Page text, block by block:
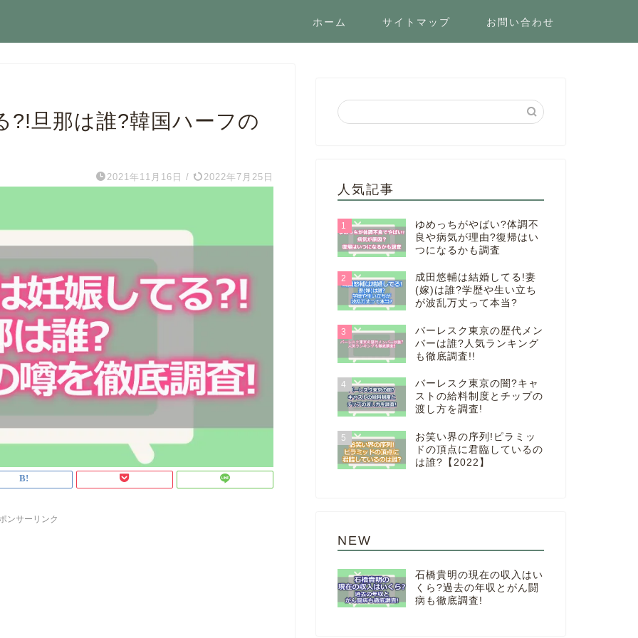
ホーム サイトマップ お問い合わせ
?!旦那は誰?韓国ハーフの
2021年11月16日 / 2022年7月25日
ンサーリンク
人気記事
1
ゆめっちがやばい?体調不
良や病気が理由?復帰はい
つになるかも調査
2
成田悠輔は結婚してる!妻
(嫁)は誰?学歴や生い立ち
が波乱万丈って本当?
3
バーレスク東京の歴代メン
バーは誰?人気ランキング
も徹底調査!!
4
バーレスク東京の闇?キャ
ストの給料制度とチップの
渡し方を調査!
5
お笑い界の序列!ピラミッ
ドの頂点に君臨しているの
は誰?【2022】
NEW
石橋貴明の現在の収入はい
くら?過去の年収とがん闘
病も徹底調査!